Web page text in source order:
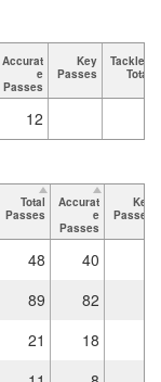
Accurat
e
Passes
Key
Passes
Tackles
Total
12
Total
Passes
Accurat
e
Passes
Key
Passes
48
40
89
82
21 18